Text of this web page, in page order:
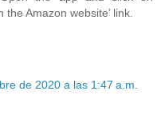
Amazon website’ link.
de 2020 a las 1:47 a.m.